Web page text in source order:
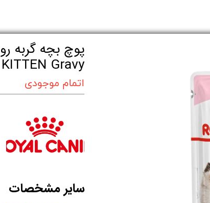
KITTEN Gravy - وزن 85 گرم
اتمام موجودی
سایر مشخصات